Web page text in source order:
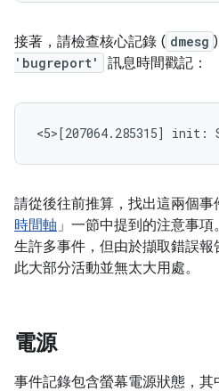
接著，請檢查核心記錄 ( dmesg
'bugreport'
訊息時間戳記：
<5>[207064.285315]
請從後往前推算，找出這兩個事
時間軸」一節中提到的注意事
生許多事件，但由於擷取錯誤
此大部分活動並無太大用處。
電源
事件記錄包含螢幕電源狀態，